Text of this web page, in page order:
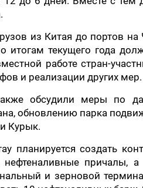
из Китая до портов
итогам текущего года
работе стран-
и реализации других мер.
обсудили меры по
обновлению парка
Курык.
планируется создать
нефтеналивные
и зерновой